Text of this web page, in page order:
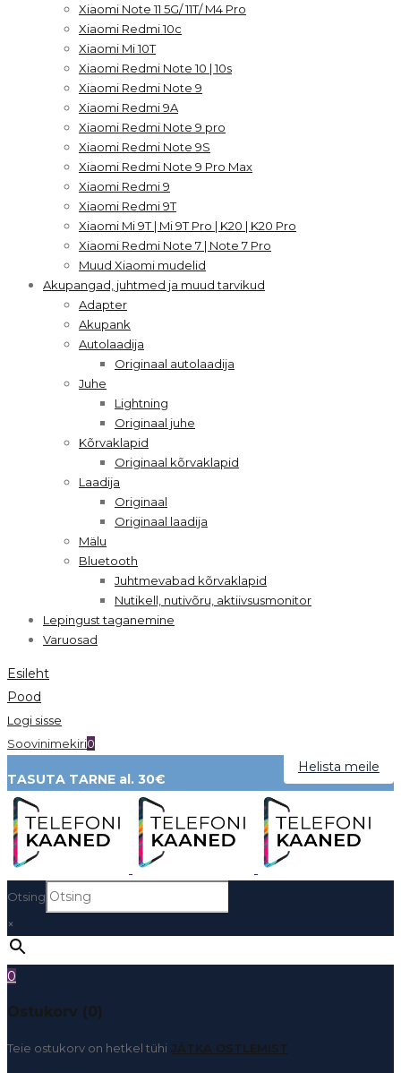
Xiaomi Note 11 5G/ 11T/ M4 Pro
Xiaomi Redmi 10c
Xiaomi Mi 10T
Xiaomi Redmi Note 10 | 10s
Xiaomi Redmi Note 9
Xiaomi Redmi 9A
Xiaomi Redmi Note 9 pro
Xiaomi Redmi Note 9S
Xiaomi Redmi Note 9 Pro Max
Xiaomi Redmi 9
Xiaomi Redmi 9T
Xiaomi Mi 9T | Mi 9T Pro | K20 | K20 Pro
Xiaomi Redmi Note 7 | Note 7 Pro
Muud Xiaomi mudelid
Akupangad, juhtmed ja muud tarvikud
Adapter
Akupank
Autolaadija
Originaal autolaadija
Juhe
Lightning
Originaal juhe
Kõrvaklapid
Originaal kõrvaklapid
Laadija
Originaal
Originaal laadija
Mälu
Bluetooth
Juhtmevabad kõrvaklapid
Nutikell, nutivõru, aktiivsusmonitor
Lepingust taganemine
Varuosad
Esileht
Pood
Logi sisse
Soovinimekiri0
TASUTA TARNE al. 30€
Helista meile
Otsing
×
0
Ostukorv (0)
Teie ostukorv on hetkel tühi JÄTKA OSTLEMIST